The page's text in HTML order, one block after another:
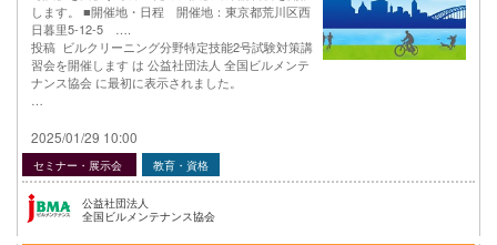
します。 ■開催地・日程 開催地：東京都荒川区西
日暮里5-12-5 ….
投稿 ビルクリーニング分野特定技能2号試験対策講
習会を開催します は 公益社団法人 全国ビルメンテ
ナンス協会 に最初に表示されました。
2025/01/29 10:00
セミナー・展示会 教育・資格
公益社団法人
全国ビルメンテナンス協会